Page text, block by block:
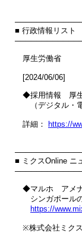
■ 行政情報リスト
厚生労働省
[2024/06/06]
◆採用情報　厚
（デジタル・電
詳細： https://
■ ミクスOnline ニ
◆マルホ　アメ
シンガポールの
https://
※株式会社ミクス